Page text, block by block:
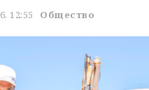
12:55 Общество